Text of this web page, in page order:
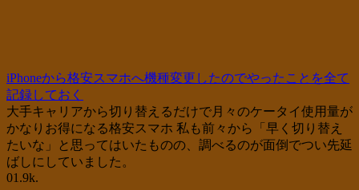
iPhoneから格安スマホへ機種変更したのでやったことを全て
記録しておく
大手キャリアから切り替えるだけで月々のケータイ使用量が
かなりお得になる格安スマホ 私も前々から「早く切り替え
たいな」と思ってはいたものの、調べるのが面倒でつい先延
ばしにしていました。
01.9k.